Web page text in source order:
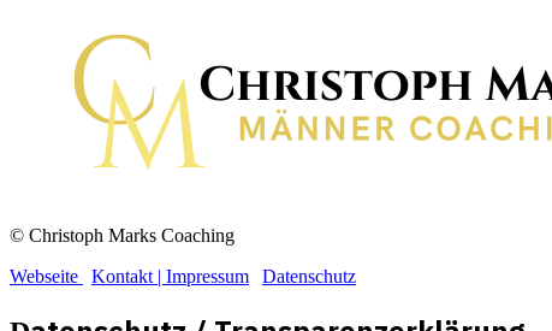
© Christoph Marks Coaching
Webseite
Kontakt | Impressum Datenschutz